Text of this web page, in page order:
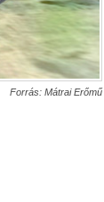
Forrás: Mátrai Erőmű